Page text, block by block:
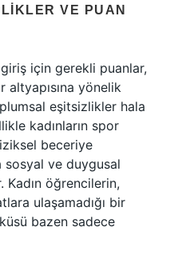
VE PUAN
için gerekli puanlar,
yönelik
eşitsizlikler hala
kadınların spor
beceriye
sosyal ve duygusal
Kadın öğrencilerin,
ulaşamadığı bir
bazen sadece